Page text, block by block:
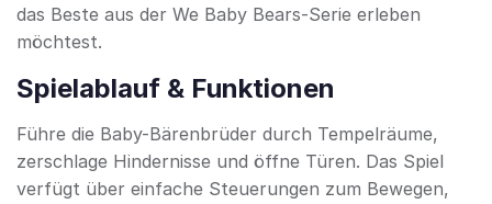
das Beste aus der We Baby Bears-Serie erleben
möchtest.
Spielablauf & Funktionen
Führe die Baby-Bärenbrüder durch Tempelräume,
zerschlage Hindernisse und öffne Türen. Das Spiel
verfügt über einfache Steuerungen zum Bewegen,